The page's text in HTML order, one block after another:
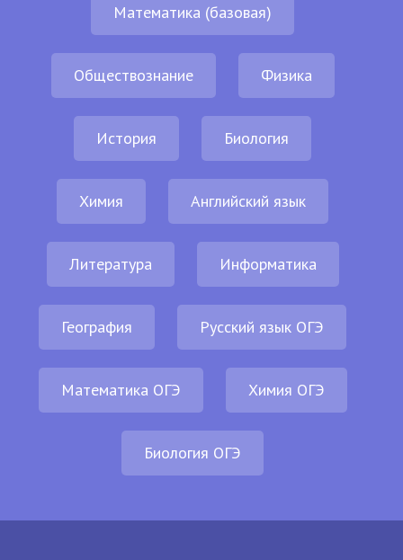
Математика (базовая)
Обществознание Физика
История Биология
Химия Английский язык
Литература Информатика
География Русский язык ОГЭ
Математика ОГЭ Химия ОГЭ
Биология ОГЭ